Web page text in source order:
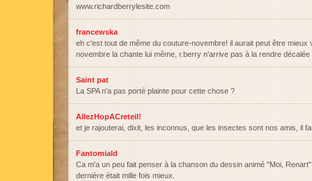
www.richardberrylesite.com
francewska
eh c'est tout de même du couture-novembre! il aurait peut être mieux
novembre la chante lui même, r.berry n'arrive pas à la rendre décalée
Saint pat
La SPA n'a pas porté plainte pour cette chose ?
AllezHopACreteil!
et je rajouterai, dixit, les inconnus, que les insectes sont nos amis, il
Fantomiald
Ca m'a un peu fait penser à la chanson du dessin animé "Moi,
dernière était mille fois mieux.